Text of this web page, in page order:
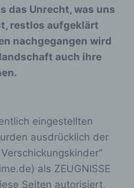
das Unrecht, was uns
restlos aufgeklärt
nachgegangen wird
auch ihre
eingestellten
ausdrücklich der
als ZEUGNISSE
Seiten autorisiert.